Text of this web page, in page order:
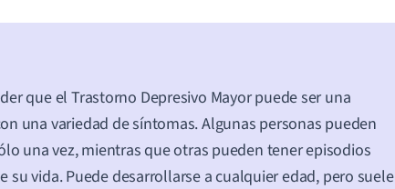
que el Trastorno Depresivo Mayor puede ser una
una variedad de síntomas. Algunas personas pueden
una vez, mientras que otras pueden tener episodios
su vida. Puede desarrollarse a cualquier edad, pero suele